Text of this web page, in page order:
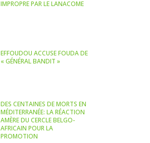
IMPROPRE PAR LE LANACOME
EFFOUDOU ACCUSE FOUDA DE
« GÉNÉRAL BANDIT »
DES CENTAINES DE MORTS EN
MÉDITERRANÉE: LA RÉACTION
AMÈRE DU CERCLE BELGO-
AFRICAIN POUR LA
PROMOTION